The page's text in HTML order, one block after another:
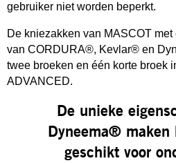
gebruiker niet worden beperkt.
De kniezakken van MASCOT
van CORDURA®, Kevlar® en
twee broeken en één korte broek
ADVANCED.
De unieke
Dyneema®
geschikt voor